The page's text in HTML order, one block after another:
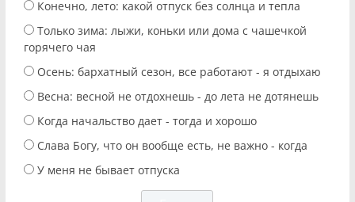
Конечно, лето: какой отпуск без солнца и тепла
Только зима: лыжи, коньки или дома с чашечкой
горячего чая
Осень: бархатный сезон, все работают - я отдыхаю
Весна: весной не отдохнешь - до лета не дотянешь
Когда начальство дает - тогда и хорошо
Слава Богу, что он вообще есть, не важно - когда
У меня не бывает отпуска